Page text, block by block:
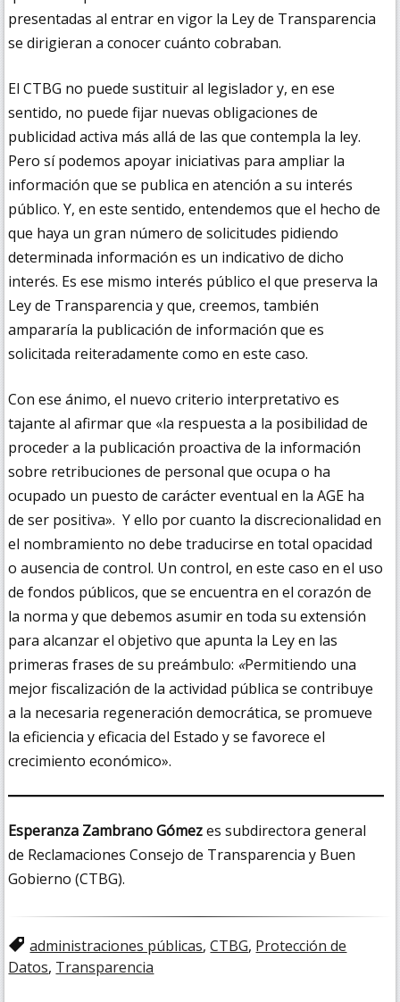
presentadas al entrar en vigor la Ley de Transparencia
se dirigieran a conocer cuánto cobraban.
El CTBG no puede sustituir al legislador y, en ese
sentido, no puede fijar nuevas obligaciones de
publicidad activa más allá de las que contempla la ley.
Pero sí podemos apoyar iniciativas para ampliar la
información que se publica en atención a su interés
público. Y, en este sentido, entendemos que el hecho de
que haya un gran número de solicitudes pidiendo
determinada información es un indicativo de dicho
interés. Es ese mismo interés público el que preserva la
Ley de Transparencia y que, creemos, también
ampararía la publicación de información que es
solicitada reiteradamente como en este caso.
Con ese ánimo, el nuevo criterio interpretativo es
tajante al afirmar que «la respuesta a la posibilidad de
proceder a la publicación proactiva de la información
sobre retribuciones de personal que ocupa o ha
ocupado un puesto de carácter eventual en la AGE ha
de ser positiva». Y ello por cuanto la discrecionalidad en
el nombramiento no debe traducirse en total opacidad
o ausencia de control. Un control, en este caso en el uso
de fondos públicos, que se encuentra en el corazón de
la norma y que debemos asumir en toda su extensión
para alcanzar el objetivo que apunta la Ley en las
primeras frases de su preámbulo: «Permitiendo una
mejor fiscalización de la actividad pública se contribuye
a la necesaria regeneración democrática, se promueve
la eficiencia y eficacia del Estado y se favorece el
crecimiento económico».
Esperanza Zambrano Gómezes subdirectora general
de Reclamaciones Consejo de Transparencia y Buen
Gobierno (CTBG).
administraciones públicas,CTBG, Protección de
Datos, Transparencia